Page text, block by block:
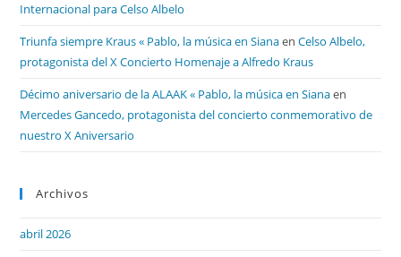
Internacional para Celso Albelo
Triunfa siempre Kraus « Pablo, la música en SianaenCelso Albelo,
protagonista del X Concierto Homenaje a Alfredo Kraus
Décimo aniversario de la ALAAK « Pablo, la música en Sianaen
Mercedes Gancedo, protagonista del concierto conmemorativo de
nuestro X Aniversario
Archivos
abril 2026